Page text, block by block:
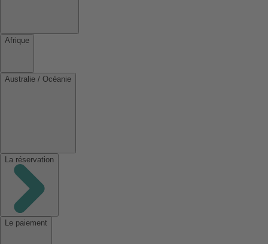
Afrique
Australie / Océanie
La réservation
Le paiement